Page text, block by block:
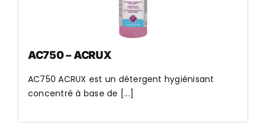
AC750 – ACRUX
AC750 ACRUX est un détergent hygiénisant
concentré à base de [...]